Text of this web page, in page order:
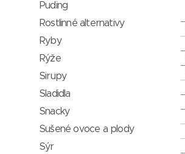
Puding
Rostlinné alternativy
Ryby
Rýže
Sirupy
Sladidla
Snacky
Sušené ovoce a plody
Sýr